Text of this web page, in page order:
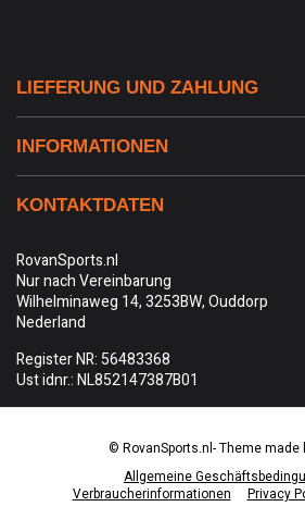
LIEFERUNG UND ZAHLUNG
INFORMATIONEN
KONTAKTDATEN
RovanSports.nl
Nur nach Vereinbarung
Wilhelminaweg 14, 3253BW, Ouddorp
Nederland
Register NR: 56483368
Ust idnr.: NL852147387B01
Allgemeine
Verbraucherinformationen
Privacy
© RovanSports.nl- Theme made